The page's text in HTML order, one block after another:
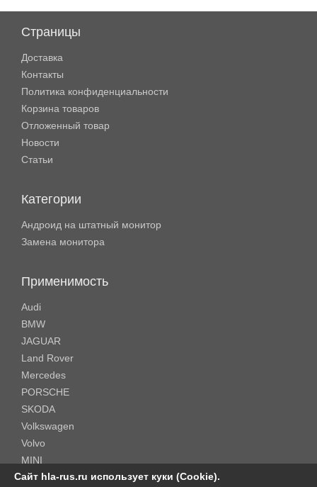
Страницы
Доставка
Контакты
Политика конфиденциальности
Корзина товаров
Отложенный товар
Новости
Статьи
Категории
Андроид на штатный монитор
Замена монитора
Применимость
Audi
BMW
JAGUAR
Land Rover
Mercedes
PORSCHE
SKODA
Volkswagen
Volvo
MINI
Сайт hla-rus.ru использует куки (Cookie).